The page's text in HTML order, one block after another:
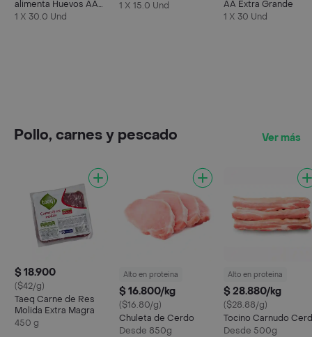
alimenta Huevos AA
Rojos L
1 X 30.0 Und
1 X 15.0 Und
AA Extra Grande
1 X 30 Und
Pollo, carnes y pescado Ver más
$ 18.900
($42/g)
Taeq Carne de Res
Molida Extra Magra
450 g
Alto en proteina
$ 16.800/kg
($16.80/g)
Chuleta de Cerdo
Desde 850g
Alto en proteina
$ 28.880/kg
($28.88/g)
Tocino Carnudo
Desde 500g